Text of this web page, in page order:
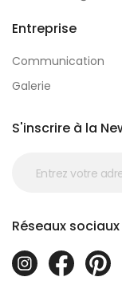
Entreprise
Communication
Galerie
S'inscrire à la
Réseaux sociaux